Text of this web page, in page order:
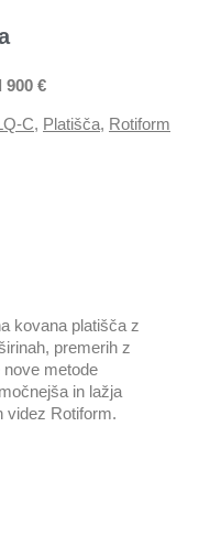
900 €
C, Platišča, Rotiform
kovana platišča z
premerih z
metode
in lažja
videz Rotiform.